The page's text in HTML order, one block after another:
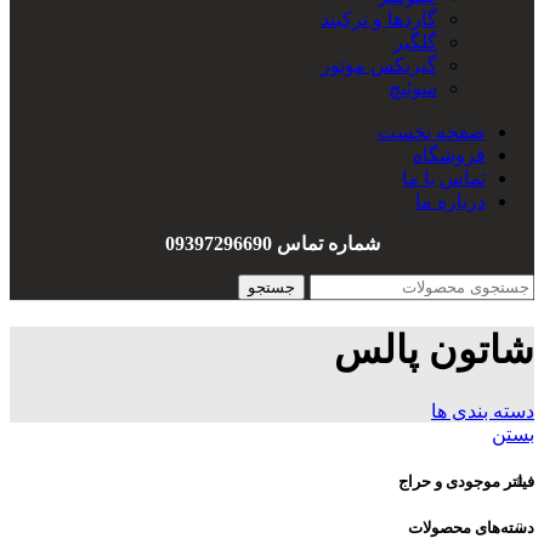
گاردها و ترکبند
گلگیر
گیربکس موتور
سوئیچ
هندل
واشربندی
صفحه نخست
فروشگاه
تماس با ما
درباره ما
شماره تماس 09397296690
جستجو
شاتون پالس
دسته بندی ها
بستن
فیلتر موجودی و حراج
دسته‌های محصولات